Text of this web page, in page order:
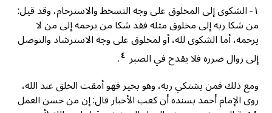
١- الشكوى إلى المخلوق على وجه التسخط والاسترحام، وقد قيل:
من شكا ربه إلى مخلوق مثله فقد شكا من يرحمه إلى من لا
يرحمه، أما الشكوى لله، أو لمخلوق على وجه الاسترشاد والتوصل
إلى زوال ضرره فلا يقدح في الصبر ٤.
ومع ذلك فمن يشتكي ربه، وهو بخير فهو أمقت الخلق عند الله،
روى الإمام أحمد بسنده أن كعب الأحبار قال: إن من حسن العمل